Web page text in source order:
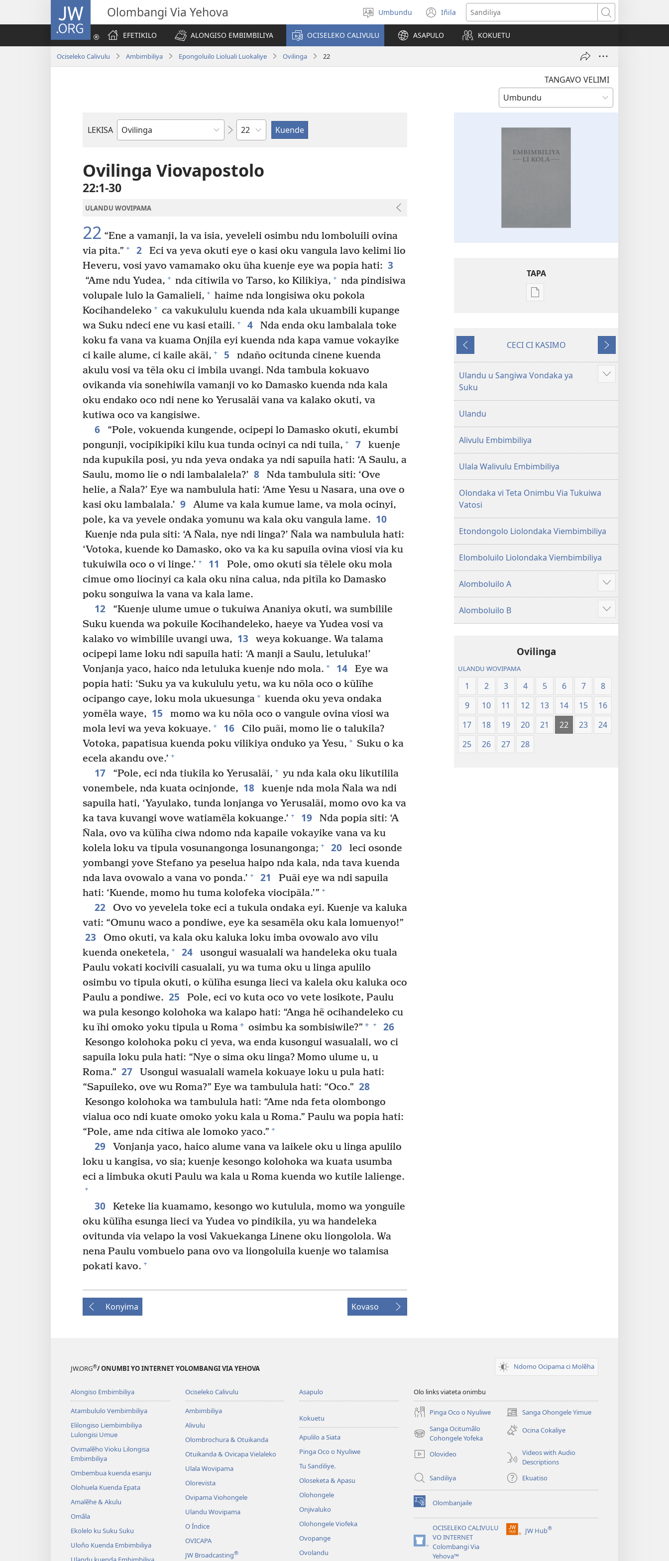
JW.ORG Olombangi Via Yehova
Select
language
Umbundu Iñila
(yikula
onjanela
yokaliye)
Sandiliya
EFETIKILO
ALONGISO EMBIMBILIYA OCISELEKO CALIVULU ASAPULO KOKUETU
Ociseleko Calivulu Ambimbiliya Epongoluilo Lioluali Luokaliye Ovilinga 22
TANGAVO VELIMI
LEKISA
Elivulu
Ocipama
Ovilinga Viovapostolo
22:1-30
ULANDU WOVIPAMA
22 “Ene a vamanji, la va isia, yeveleli osimbu ndu lomboluili ovina
via pita.” + 2
Eci va yeva okuti eye o kasi oku vangula lavo kelimi lio
Heveru, vosi yavo vamamako oku ũha kuenje eye wa popia hati: 3
“Ame ndu Yudea, + nda citiwila vo Tarso, ko Kilikiya, + nda pindisiwa
volupale lulo la Gamalieli, + haime nda longisiwa oku pokola
Kocihandeleko + ca vakukululu kuenda nda kala ukuambili kupange
wa Suku ndeci ene vu kasi etaili. + 4
Nda enda oku lambalala toke
koku fa vana va kuama Onjila eyi kuenda nda kapa vamue vokayike
ci kaile alume, ci kaile akãi, + 5
ndaño ocitunda cinene kuenda
akulu vosi va tẽla oku ci imbila uvangi. Nda tambula kokuavo
ovikanda via sonehiwila vamanji vo ko Damasko kuenda nda kala
oku endako oco ndi nene ko Yerusalãi vana va kalako okuti, va
kutiwa oco va kangisiwe.
6
“Pole, vokuenda kungende, ocipepi lo Damasko okuti, ekumbi
pongunji, vocipikipiki kilu kua tunda ocinyi ca ndi tuila, + 7
kuenje
nda kupukila posi, yu nda yeva ondaka ya ndi sapuila hati: ‘A Saulu, a
Saulu, momo lie o ndi lambalalela?’ 8
Nda tambulula siti: ‘Ove
helie, a Ñala?’ Eye wa nambulula hati: ‘Ame Yesu u Nasara, una ove o
kasi oku lambalala.’ 9
Alume va kala kumue lame, va mola ocinyi,
pole, ka va yevele ondaka yomunu wa kala oku vangula lame. 10
Kuenje nda pula siti: ‘A Ñala, nye ndi linga?’ Ñala wa nambulula hati:
‘Votoka, kuende ko Damasko, oko va ka ku sapuila ovina viosi via ku
tukuiwila oco o vi linge.’ + 11
Pole, omo okuti sia tẽlele oku mola
cimue omo liocinyi ca kala oku nina calua, nda pitĩla ko Damasko
poku songuiwa la vana va kala lame.
12
“Kuenje ulume umue o tukuiwa Ananiya okuti, wa sumbilile
Suku kuenda wa pokuile Kocihandeleko, haeye va Yudea vosi va
kalako vo wimbilile uvangi uwa, 13
weya kokuange. Wa talama
ocipepi lame loku ndi sapuila hati: ‘A manji a Saulu, letuluka!’
Vonjanja yaco, haico nda letuluka kuenje ndo mola. + 14
Eye wa
popia hati: ‘Suku ya va kukululu yetu, wa ku nõla oco o kũlĩhe
ocipango caye, loku mola ukuesunga + kuenda oku yeva ondaka
yomẽla waye, 15
momo wa ku nõla oco o vangule ovina viosi wa
mola levi wa yeva kokuaye. + 16
Cilo puãi, momo lie o talukila?
Votoka, papatisua kuenda poku vilikiya onduko ya Yesu, + Suku o ka
ecela akandu ove.’ +
17 “Pole, eci nda tiukila ko Yerusalãi, + yu nda kala oku likutilila
vonembele, nda kuata ocinjonde, 18
kuenje nda mola Ñala wa ndi
sapuila hati, ‘Yayulako, tunda lonjanga vo Yerusalãi, momo ovo ka va
ka tava kuvangi wove watiamẽla kokuange.’ + 19
Nda popia siti: ‘A
Ñala, ovo va kũlĩha ciwa ndomo nda kapaile vokayike vana va ku
kolela loku va tipula vosunangonga losunangonga; + 20
leci osonde
yombangi yove Stefano ya peselua haipo nda kala, nda tava kuenda
nda lava ovowalo a vana vo ponda.’ + 21
Puãi eye wa ndi sapuila
hati: ‘Kuende, momo hu tuma kolofeka viocipãla.’” +
22
Ovo vo yevelela toke eci a tukula ondaka eyi. Kuenje va kaluka
vati: “Omunu waco a pondiwe, eye ka sesamẽla oku kala lomuenyo!”
23
Omo okuti, va kala oku kaluka loku imba ovowalo avo vilu
kuenda oneketela, + 24
usongui wasualali wa handeleka oku tuala
Paulu vokati kocivili casualali, yu wa tuma oku u linga apulilo
osimbu vo tipula okuti, o kũlĩha esunga lieci va kalela oku kaluka oco
Paulu a pondiwe. 25
Pole, eci vo kuta oco vo vete losikote, Paulu
wa pula kesongo kolohoka wa kalapo hati: “Anga hẽ ocihandeleko cu
ku ĩhi omoko yoku tipula u Roma* osimbu ka sombisiwile?” * + 26
Kesongo kolohoka poku ci yeva, wa enda kusongui wasualali, wo ci
sapuila loku pula hati: “Nye o sima oku linga? Momo ulume u, u
Roma.” 27
Usongui wasualali wamela kokuaye loku u pula hati:
“Sapuileko, ove wu Roma?” Eye wa tambulula hati: “Oco.” 28
Kesongo kolohoka wa tambulula hati: “Ame nda feta olombongo
vialua oco ndi kuate omoko yoku kala u Roma.” Paulu wa popia hati:
“Pole, ame nda citiwa ale lomoko yaco.” +
29
Vonjanja yaco, haico alume vana va laikele oku u linga apulilo
loku u kangisa, vo sia; kuenje kesongo kolohoka wa kuata usumba
eci a limbuka okuti Paulu wa kala u Roma kuenda wo kutile lalienge.
+
30
Keteke lia kuamamo, kesongo wo kutulula, momo wa yonguile
oku kũlĩha esunga lieci va Yudea vo pindikila, yu wa handeleka
ovitunda via velapo la vosi Vakuekanga Linene oku liongolola. Wa
nena Paulu vombuelo pana ovo va liongoluila kuenje wo talamisa
pokati kavo. +
Konyima Kovaso
TAPA
Publication
li
Epongoluilo
Konyima
CECI CI KASIMO
Kovaso
Ulandu u Sangiwa Vondaka ya
Suku
Show
Ulandu
Alivulu Embimbiliya
Ulala Walivulu Embimbiliya
Olondaka vi Teta Onimbu Via Tukuiwa
Vatosi
Etondongolo Liolondaka Viembimbiliya
Elomboluilo Liolondaka Viembimbiliya
Alomboluilo A
Show
more
Alomboluilo B
Show
more
Ovilinga
ULANDU WOVIPAMA
1 2 3 4 5 6 7
8
9
10 11 12 13 14 15
16
17
18 19 20 21 22 23
24
25
26 27 28
JW.ORG®/ ONUMBI YO INTERNET YOLOMBANGI VIA YEHOVA Ndomo Ocipama ci Molẽha
Alongiso Embimbiliya
Atambululo Vembimbiliya
Elilongiso Liembimbiliya
Lulongisi Umue
Ovimalẽho Vioku Lilongisa
Embimbiliya
Ombembua kuenda esanju
Olohuela Kuenda Epata
Amalẽhe & Akulu
Omãla
Ekolelo ku Suku Suku
Uloño Kuenda Embimbiliya
Ociseleko Calivulu
Ambimbiliya
Alivulu
Olombrochura & Otuikanda
Otuikanda & Ovicapa Vielaleko
Ulala Wovipama
Olorevista
Ovipama Viohongele
Ulandu Wovipama
O Índice
OVICAPA
JW Broadcasting®
Asapulo
Kokuetu
Apulilo a Siata
Pinga Oco o Nyuliwe
Tu Sandiliye.
Oloseketa & Apasu
Olohongele
Onjivaluko
Olohongele Viofeka
Ovopange
Ovolandu
Olo links viateta onimbu
Pinga Oco o Nyuliwe Sanga Ohongele Yimue
(yikula
onjanela
yokaliye)
Sanga Ocitumãlo
Cohongele Yofeka
(yikula
yokaliye)
Ocina Cokaliye
Olovideo
Videos with Audio
Descriptions
Sandiliya
Ekuatiso
Olombanjaile
(yikula
onjanela
yokaliye)OCISELEKO CALIVULU
VO INTERNET
Colombangi Via
Yehova™
(yikula
onjanela
JW Hub®
(yikula